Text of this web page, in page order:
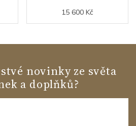
15 600 Kč
novinky ze světa
a doplňků?